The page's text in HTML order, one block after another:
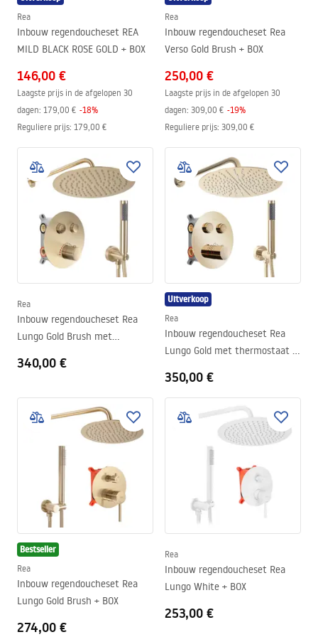
Rea
Inbouw regendoucheset REA
MILD BLACK ROSE GOLD + BOX
146,00 €
Laagste prijs in de afgelopen 30
dagen: 179,00 € -18%
Reguliere prijs: 179,00 €
Rea
Inbouw regendoucheset Rea
Verso Gold Brush + BOX
250,00 €
Laagste prijs in de afgelopen 30
dagen: 309,00 € -19%
Reguliere prijs: 309,00 €
Rea
Inbouw regendoucheset Rea
Lungo Gold Brush met
340,00 €
Uitverkoop
Rea
Inbouw regendoucheset Rea
Lungo Gold met thermostaat +
350,00 €
Bestseller
Rea
Inbouw regendoucheset Rea
Lungo Gold Brush + BOX
274,00 €
Rea
Inbouw regendoucheset Rea
Lungo White + BOX
253,00 €